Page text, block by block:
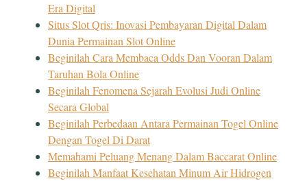
Era Digital
Situs Slot Qris: Inovasi Pembayaran Digital Dalam
Dunia Permainan Slot Online
Beginilah Cara Membaca Odds Dan Vooran Dalam
Taruhan Bola Online
Beginilah Fenomena Sejarah Evolusi Judi Online
Secara Global
Beginilah Perbedaan Antara Permainan Togel Online
Dengan Togel Di Darat
Memahami Peluang Menang Dalam Baccarat Online
Beginilah Manfaat Kesehatan Minum Air Hidrogen